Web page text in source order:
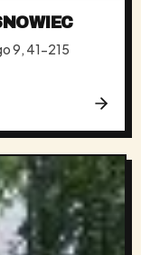
9, 41-215